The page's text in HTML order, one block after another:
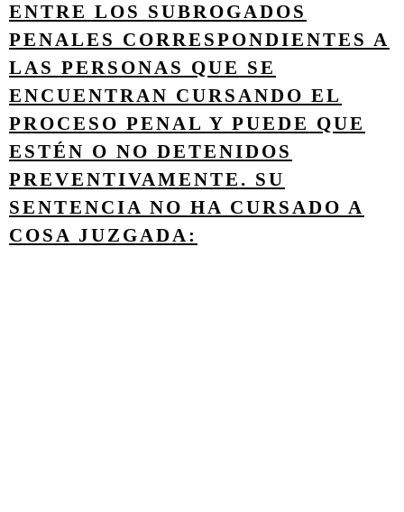
ENTRE LOS SUBROGADOS
PENALES CORRESPONDIENTES A
LAS PERSONAS QUE SE
ENCUENTRAN CURSANDO EL
PROCESO PENAL Y PUEDE QUE
ESTÉN O NO DETENIDOS
PREVENTIVAMENTE. SU
SENTENCIA NO HA CURSADO A
COSA JUZGADA: